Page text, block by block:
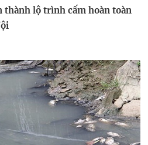
thành lộ trình cấm hoàn toàn